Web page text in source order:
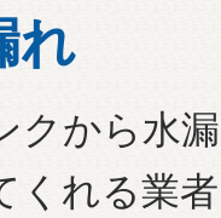
れ
クから水
くれる業